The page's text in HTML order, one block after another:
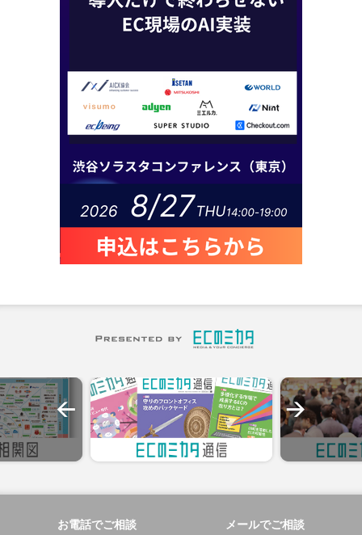
お電話でご相談 メールでご相談